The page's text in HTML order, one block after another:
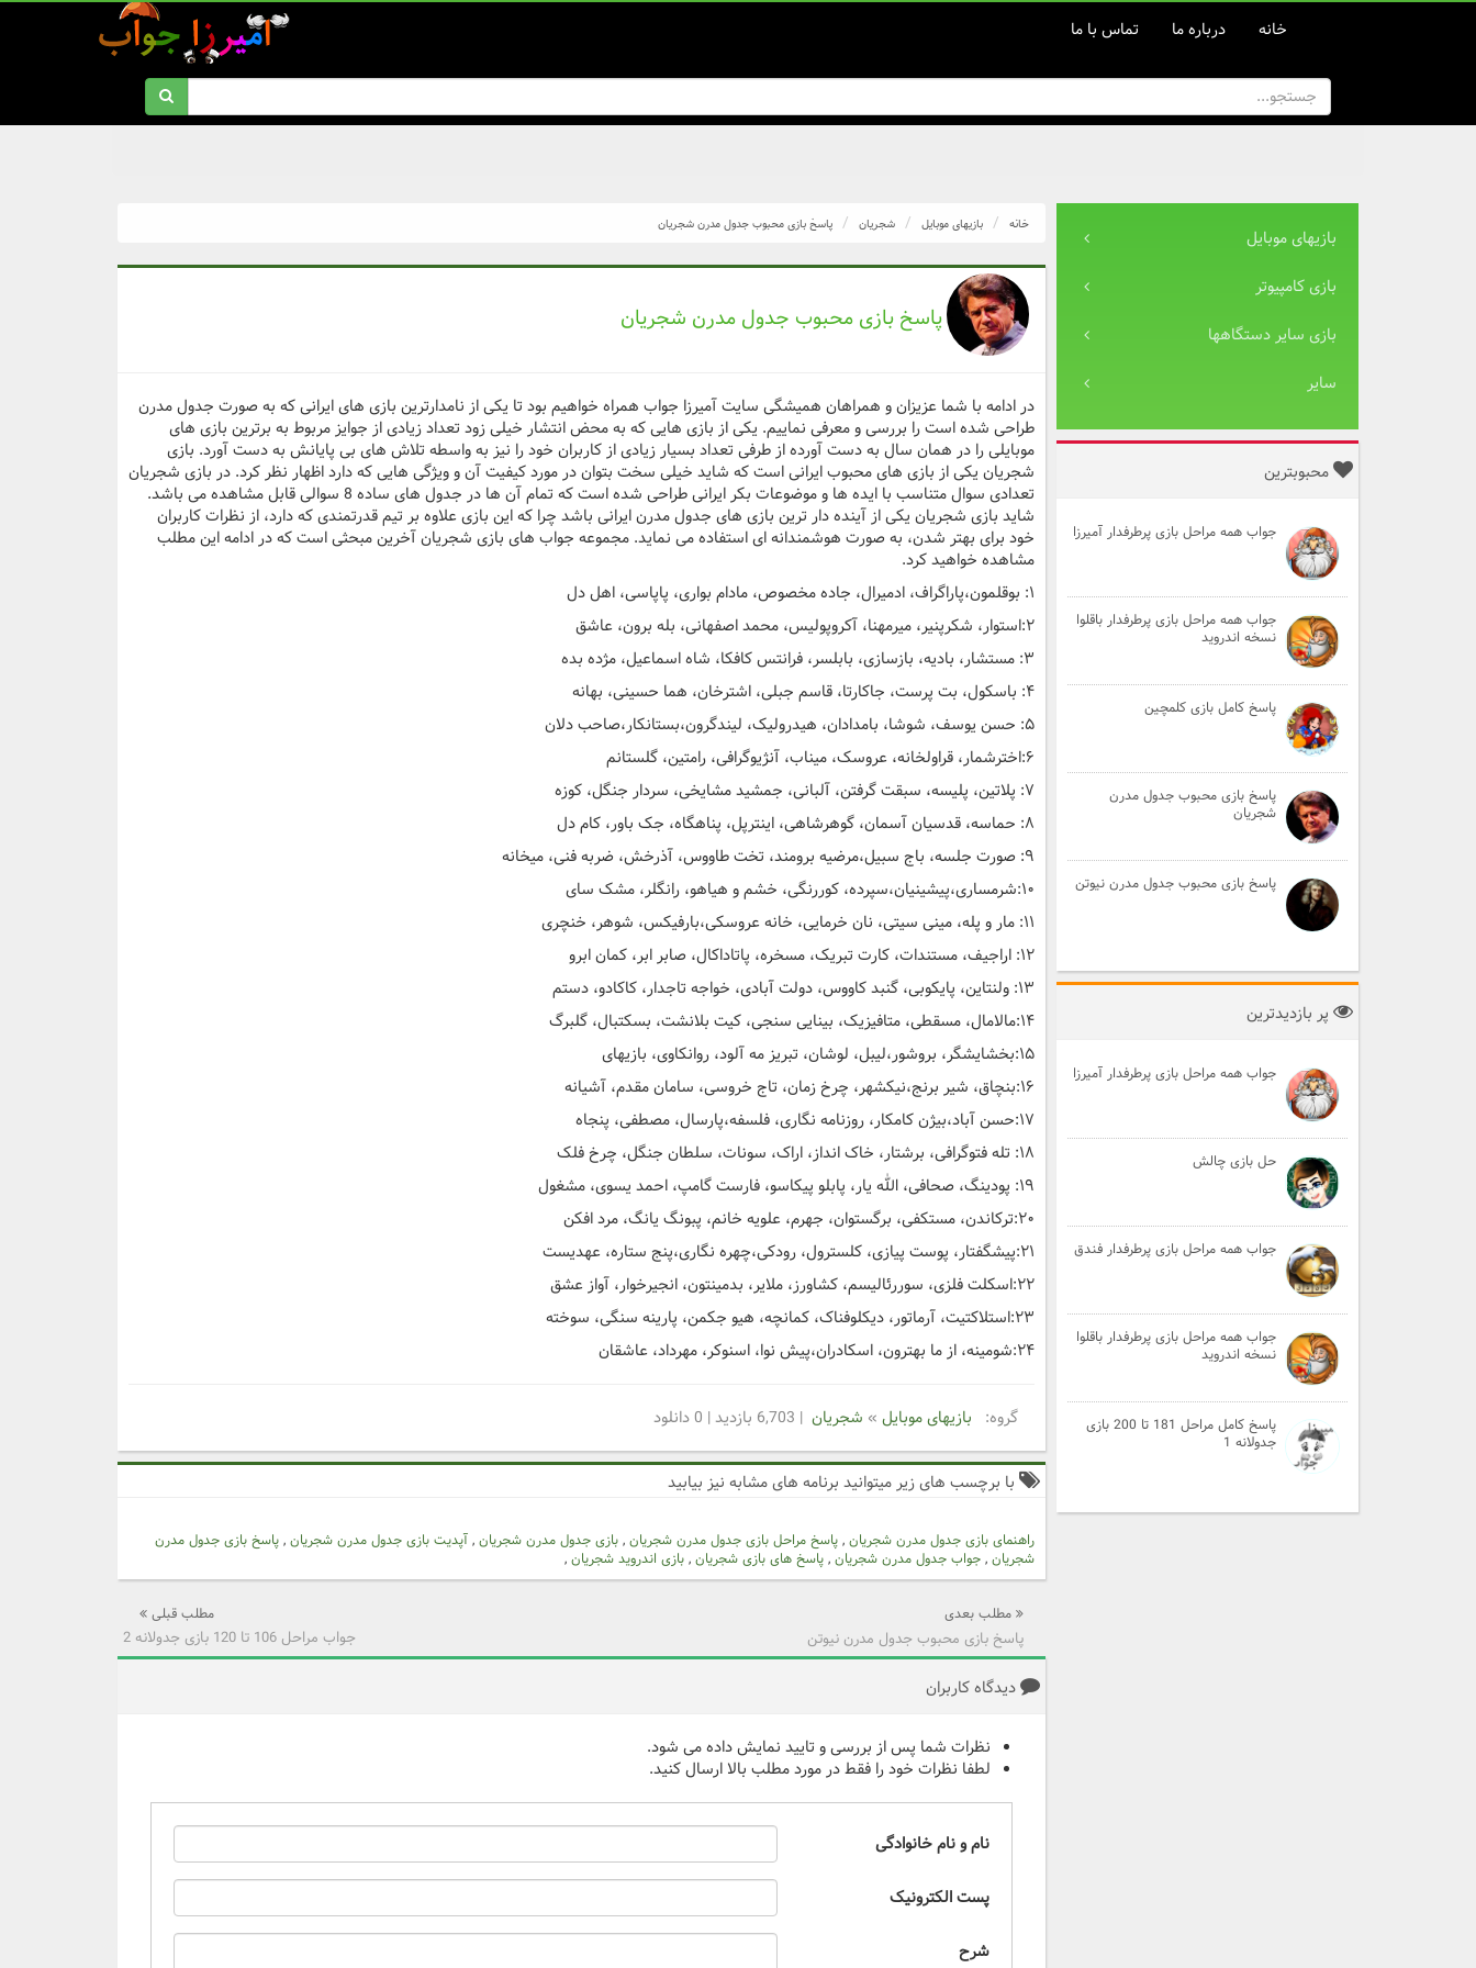
خانه درباره ما تماس با ما
بازیهای موبایل
بازی کامپیوتر
بازی سایر دستگاهها
سایر
محبوبترین
جواب همه مراحل بازی پرطرفدار آمیرزا
جواب همه مراحل بازی پرطرفدار باقلوا
نسخه اندروید
پاسخ کامل بازی کلمچین
پاسخ بازی محبوب جدول مدرن
شجریان
پاسخ بازی محبوب جدول مدرن نیوتن
پر بازدیدترین
جواب همه مراحل بازی پرطرفدار آمیرزا
حل بازی چالش
جواب همه مراحل بازی پرطرفدار فندق
جواب همه مراحل بازی پرطرفدار باقلوا
نسخه اندروید
پاسخ کامل مراحل 181 تا 200 بازی
جدولانه 1
خانه بازیهای موبایل شجریان پاسخ بازی محبوب جدول مدرن شجریان
پاسخ بازی محبوب جدول مدرن شجریان
در ادامه با شما عزیزان و همراهان همیشگی سایت آمیرزا جواب همراه خواهیم بود تا یکی از نامدارترین بازی های ایرانی که به صورت جدول مدرن
طراحی شده است را بررسی و معرفی نماییم. یکی از بازی هایی که به محض انتشار خیلی زود تعداد زیادی از جوایز مربوط به برترین بازی های
موبایلی را در همان سال به دست آورده از طرفی تعداد بسیار زیادی از کاربران خود را نیز به واسطه تلاش های بی پایانش به دست آورد. بازی
شجریان یکی از بازی های محبوب ایرانی است که شاید خیلی سخت بتوان در مورد کیفیت آن و ویژگی هایی که دارد اظهار نظر کرد. در بازی شجریان
تعدادی سوال متناسب با ایده ها و موضوعات بکر ایرانی طراحی شده است که تمام آن ها در جدول های ساده 8 سوالی قابل مشاهده می باشد.
شاید بازی شجریان یکی از آینده دار ترین بازی های جدول مدرن ایرانی باشد چرا که این بازی علاوه بر تیم قدرتمندی که دارد، از نظرات کاربران
خود برای بهتر شدن، به صورت هوشمندانه ای استفاده می نماید. مجموعه جواب های بازی شجریان آخرین مبحثی است که در ادامه این مطلب
مشاهده خواهید کرد.
۱: بوقلمون،پاراگراف، ادمیرال، جاده مخصوص، مادام بواری، پاپاسی، اهل دل
۲:استوار، شکرپنیر، میرمهنا، آکروپولیس، محمد اصفهانی، بله برون، عاشق
۳: مستشار، بادیه، بازسازی، بابلسر، فرانتس کافکا، شاه اسماعیل، مژده بده
۴: باسکول، بت پرست، جاکارتا، قاسم جبلی، اشترخان، هما حسینی، بهانه
۵: حسن یوسف، شوشا، بامدادان، هیدرولیک، لیندگرون،بستانکار،صاحب دلان
۶:اخترشمار، قراولخانه، عروسک، میناب، آنژیوگرافی، رامتین، گلستانم
۷: پلاتین، پلیسه، سبقت گرفتن، آلبانی، جمشید مشایخی، سردار جنگل، کوزه
۸: حماسه، قدسیان آسمان، گوهرشاهی، اینترپل، پناهگاه، جک باور، کام دل
۹: صورت جلسه، باج سبیل،مرضیه برومند، تخت طاووس، آذرخش، ضربه فنی، میخانه
۱۰:شرمساری،پیشینیان،سپرده، کوررنگی، خشم و هیاهو، رانگلر، مشک سای
۱۱: مار و پله، مینی سیتی، نان خرمایی، خانه عروسکی،بارفیکس، شوهر، خنچری
۱۲: اراجیف، مستندات، کارت تبریک، مسخره، پاتاداکال، صابر ابر، کمان ابرو
۱۳: ولنتاین، پایکوبی، گنبد کاووس، دولت آبادی، خواجه تاجدار، کاکادو، دستم
۱۴:مالامال، مسقطی، متافیزیک، بینایی سنجی، کیت بلانشت، بسکتبال، گلبرگ
۱۵:بخشایشگر، بروشور،لیبل، لوشان، تبریز مه آلود، روانکاوی، بازیهای
۱۶:بنچاق، شیر برنج،نیکشهر، چرخ زمان، تاج خروسی، سامان مقدم، آشیانه
۱۷:حسن آباد،بیژن کامکار، روزنامه نگاری، فلسفه،پارسال، مصطفی، پنجاه
۱۸: تله فتوگرافی، برشتار، خاک انداز، اراک، سونات، سلطان جنگل، چرخ فلک
۱۹: پودینگ، صحافی، الله یار، پابلو پیکاسو، فارست گامپ، احمد یسوی، مشغول
۲۰:ترکاندن، مستکفی، برگستوان، جهرم، علویه خانم، پبونگ یانگ، مرد افکن
۲۱:پیشگفتار، پوست پیازی، کلسترول، رودکی،چهره نگاری،پنج ستاره، عهدیست
۲۲:اسکلت فلزی، سوررئالیسم، کشاورز، ملایر، بدمینتون، انجیرخوار، آواز عشق
۲۳:استلاکتیت، آرماتور، دیکلوفناک، کمانچه، هیو جکمن، پارینه سنگی، سوخته
۲۴:شومینه، از ما بهترون، اسکادران،پیش نوا، اسنوکر، مهرداد، عاشقان
گروه: بازیهای موبایل » شجریان | 6,703 بازدید | 0 دانلود
با برچسب های زیر میتوانید برنامه های مشابه نیز بیابید
راهنمای بازی جدول مدرن شجریان , پاسخ مراحل بازی جدول مدرن شجریان , بازی جدول مدرن شجریان , آپدیت بازی جدول مدرن شجریان , پاسخ بازی جدول مدرن
شجریان , جواب جدول مدرن شجریان , پاسخ های بازی شجریان , بازی اندروید شجریان ,
مطلب قبلی
جواب مراحل 106 تا 120 بازی جدولانه 2
مطلب بعدی
پاسخ بازی محبوب جدول مدرن نیوتن
دیدگاه کاربران
نظرات شما پس از بررسی و تایید نمایش داده می شود.
لطفا نظرات خود را فقط در مورد مطلب بالا ارسال کنید.
نام و نام خانوادگی
پست الکترونیک
شرح